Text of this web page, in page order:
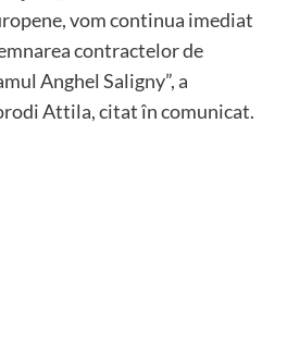
vom continua imediat
contractelor de
Anghel Saligny”, a
Attila, citat în comunicat.